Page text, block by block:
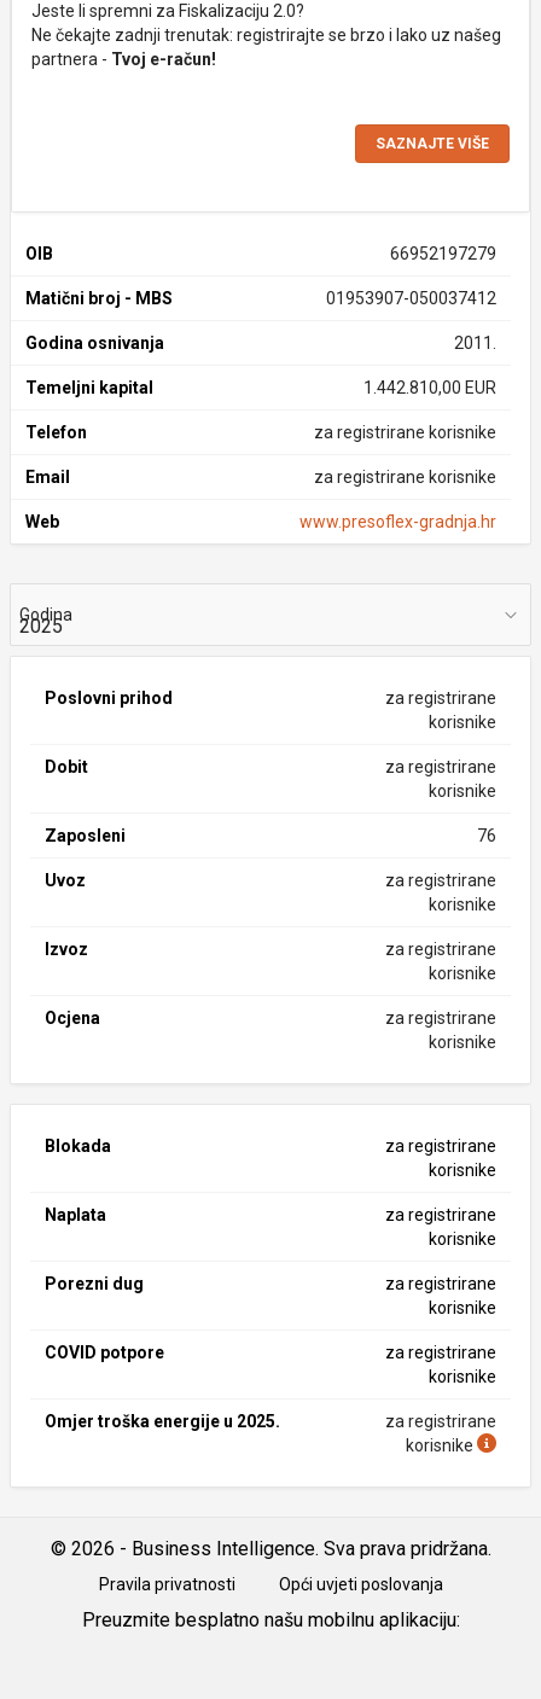
Jeste li spremni za Fiskalizaciju 2.0?
Ne čekajte zadnji trenutak: registrirajte se brzo i lako uz našeg
partnera - Tvoj e-račun!
SAZNAJTE VIŠE
OIB 66952197279
Matični broj - MBS 01953907-050037412
Godina osnivanja 2011.
Temeljni kapital 1.442.810,00 EUR
Telefon za registrirane korisnike
Email za registrirane korisnike
Web www.presoflex-gradnja.hr
Godina
Poslovni prihod
za registrirane
korisnike
Dobit
za registrirane
korisnike
Zaposleni 76
Uvoz
za registrirane
korisnike
Izvoz
za registrirane
korisnike
Ocjena
za registrirane
korisnike
Blokada
za registrirane
korisnike
Naplata
za registrirane
korisnike
Porezni dug
za registrirane
korisnike
COVID potpore
za registrirane
korisnike
Omjer troška energije u 2025.
za registrirane
korisnike
© 2026 - Business Intelligence. Sva prava pridržana.
Pravila privatnosti Opći uvjeti poslovanja
Preuzmite besplatno našu mobilnu aplikaciju: